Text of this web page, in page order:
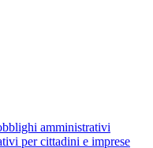
amministrativi
per cittadini e imprese